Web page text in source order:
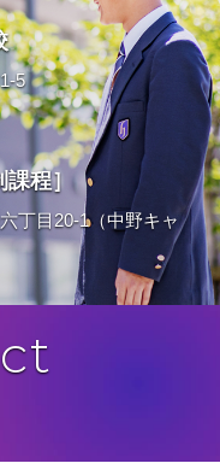
5
課程］
丁目20-1（中野キャ